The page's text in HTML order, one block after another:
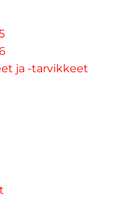
ja -tarvikkeet